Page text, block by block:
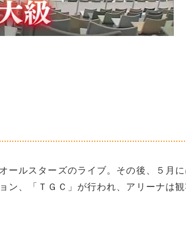
ールスターズのライブ。その後、５月
ン、「ＴＧＣ」が行われ、アリーナは